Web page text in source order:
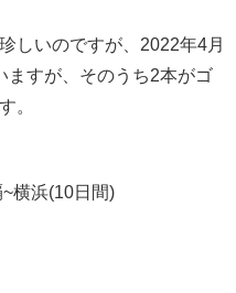
しいのですが、2022年4月
ますが、そのうち2本がゴ
。
~横浜(10日間)